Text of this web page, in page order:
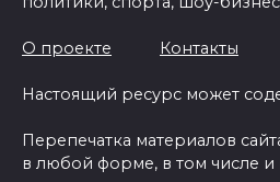
О проекте Контакты
Настоящий ресурс может
Перепечатка материалов
в любой форме, в том числе